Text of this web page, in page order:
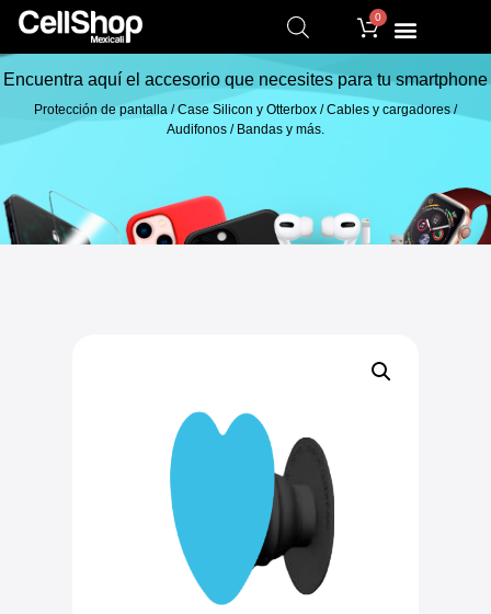
0
Encuentra aquí el accesorio que necesites para tu smartphone
Protección de pantalla / Case Silicon y Otterbox / Cables y cargadores /
Audifonos / Bandas y más.